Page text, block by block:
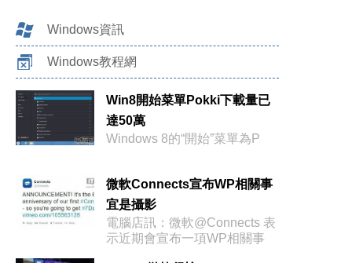
Windows資訊
Windows教程網
Win8開始菜單Pokki下載量已
達50萬
Windows 8的“開始”菜單為P
微軟Connects宣布WP相關事
宜是攝影
電腦店訊：微軟@Connects 表
示近期會宣布一項WP相關事